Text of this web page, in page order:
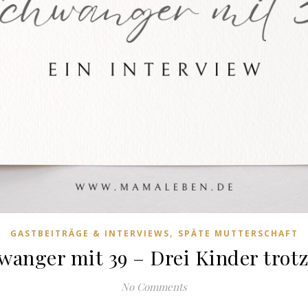
GASTBEITRÄGE & INTERVIEWS, SPÄTE MUTTERSCHAFT
mit 39 – Drei Kinder
No Comments